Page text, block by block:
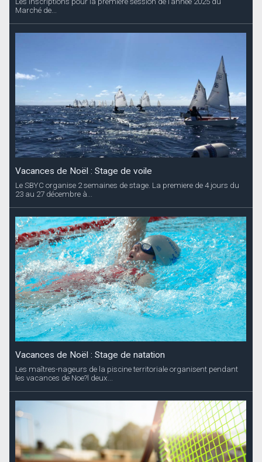
Marché de...
Vacances de Noël : Stage de voile
Le SBYC organise 2 semaines de stage. La premiere de 4 jours du
23 au 27 décembre à...
Vacances de Noël : Stage de natation
Les maîtres-nageurs de la piscine territoriale organisent pendant
les vacances de Noe?l deux...